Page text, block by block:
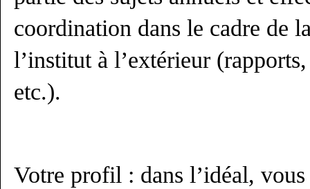
coordination dans le cadre de
l’institut à l’extérieur
etc.).
Votre profil : dans l’idéal,